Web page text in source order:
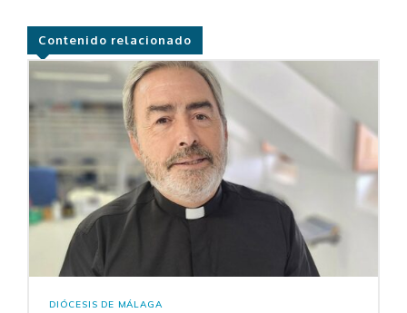
Contenido relacionado
DIÓCESIS DE MÁLAGA